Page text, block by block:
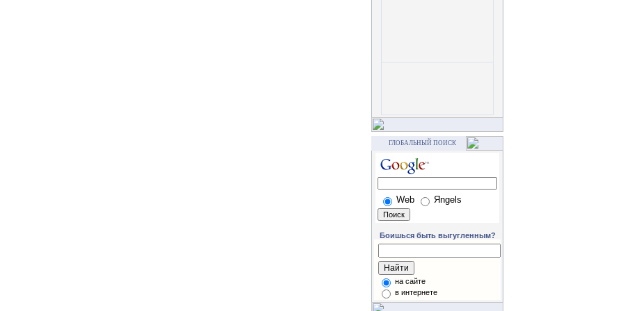
ГЛОБАЛЬНЫЙ ПОИСК
Web Яngels
Боишься быть выгугленным?
на сайте
в интернете